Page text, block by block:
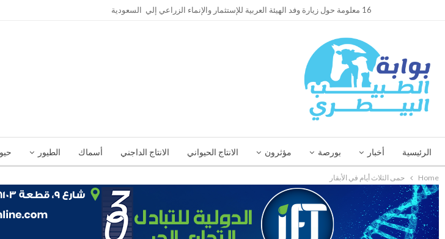
16 معلومة حول زيارة وفد الهيئة العربية للإستثمار والإنماء الزراعي إلي السعودية
الرئيسية أخبار بورصة مؤثرون الانتاج الحيواني الانتاج الداجني أسماك الطيور
Home حمى الثلاث أيام في الأبقار